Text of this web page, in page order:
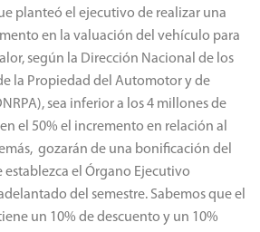
planteó el ejecutivo de realizar una
en la valuación del vehículo para
según la Dirección Nacional de los
la Propiedad del Automotor y de
sea inferior a los 4 millones de
el 50% el incremento en relación al
gozarán de una bonificación del
establezca el Órgano Ejecutivo
del semestre. Sabemos que el
un 10% de descuento y un 10%